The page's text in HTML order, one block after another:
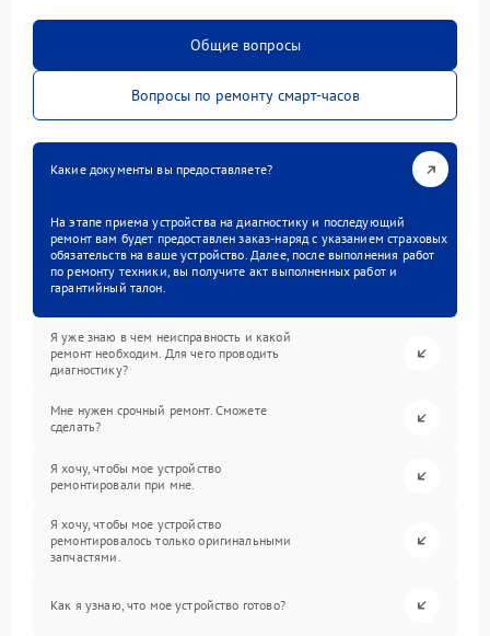
Общие вопросы
Вопросы по ремонту смарт-часов
Какие документы вы предоставляете?
На этапе приема устройства на диагностику и последующий
ремонт вам будет предоставлен заказ-наряд с указанием страховых
обязательств на ваше устройство. Далее, после выполнения работ
по ремонту техники, вы получите акт выполненных работ и
гарантийный талон.
Я уже знаю в чем неисправность и какой
ремонт необходим. Для чего проводить
диагностику?
Мне нужен срочный ремонт. Сможете
сделать?
Я хочу, чтобы мое устройство
ремонтировали при мне.
Я хочу, чтобы мое устройство
ремонтировалось только оригинальными
запчастями.
Как я узнаю, что мое устройство готово?